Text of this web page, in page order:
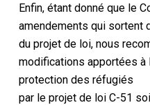
Enfin, étant donné que le
amendements qui sortent
du projet de loi, nous
modifications apportées à
protection des réfugiés
par le projet de loi C-51